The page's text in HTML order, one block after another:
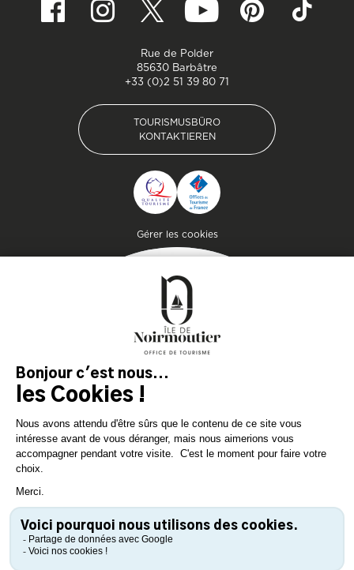
Gérer les cookies
DER INSEL
Lassen Sie sich inspirieren und
bereiten Sie Ihren Aufenthalt
auf der Insel Noirmoutier vor!
KONSULTIEREN SIE
KONSULTIEREN SIE
Rue de Polder
85630 Barbâtre
+33 (0)2 51 39 80 71
TOURISMUSBÜRO
KONTAKTIEREN
TOURISMUSBÜRO
KONTAKTIEREN